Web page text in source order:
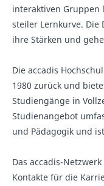
interaktiven
steiler Lernkurve. Die
ihre Stärken und
Die accadis
1980 zurück und
Studiengänge in
Studienangebot
und Pädagogik und
Das accadis-
Kontakte für die